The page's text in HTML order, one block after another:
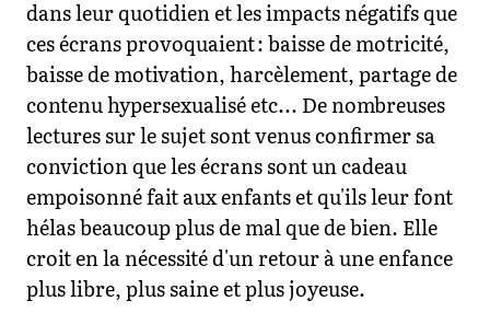
dans leur quotidien et les impacts négatifs que
ces écrans provoquaient : baisse de motricité,
baisse de motivation, harcèlement, partage de
contenu hypersexualisé etc... De nombreuses
lectures sur le sujet sont venus confirmer sa
conviction que les écrans sont un cadeau
empoisonné fait aux enfants et qu'ils leur font
hélas beaucoup plus de mal que de bien. Elle
croit en la nécessité d'un retour à une enfance
plus libre, plus saine et plus joyeuse.